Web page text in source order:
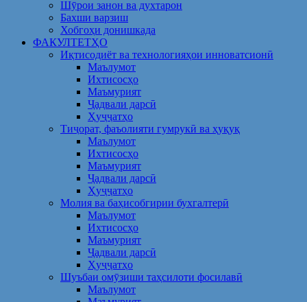
Шӯрои занон ва духтарон
Бахши варзиш
Хобгоҳи донишкада
ФАКУЛТЕТҲО
Иқтисодиёт ва технологияҳои инноватсионӣ
Маълумот
Ихтисосҳо
Маъмурият
Ҷадвали дарсӣ
Ҳуҷҷатҳо
Тиҷорат, фаъолияти гумрукӣ ва ҳуқуқ
Маълумот
Ихтисосҳо
Маъмурият
Ҷадвали дарсӣ
Ҳуҷҷатҳо
Молия ва баҳисобгирии бухгалтерӣ
Маълумот
Ихтисосҳо
Маъмурият
Ҷадвали дарсӣ
Ҳуҷҷатҳо
Шуъбаи омӯзиши таҳсилоти фосилавӣ
Маълумот